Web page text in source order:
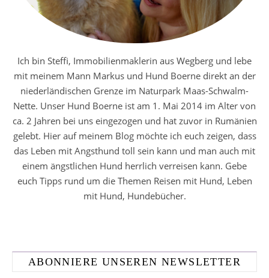
Ich bin Steffi, Immobilienmaklerin aus Wegberg und lebe
mit meinem Mann Markus und Hund Boerne direkt an der
niederländischen Grenze im Naturpark Maas-Schwalm-
Nette. Unser Hund Boerne ist am 1. Mai 2014 im Alter von
ca. 2 Jahren bei uns eingezogen und hat zuvor in Rumänien
gelebt. Hier auf meinem Blog möchte ich euch zeigen, dass
das Leben mit Angsthund toll sein kann und man auch mit
einem ängstlichen Hund herrlich verreisen kann. Gebe
euch Tipps rund um die Themen Reisen mit Hund, Leben
mit Hund, Hundebücher.
ABONNIERE UNSEREN NEWSLETTER